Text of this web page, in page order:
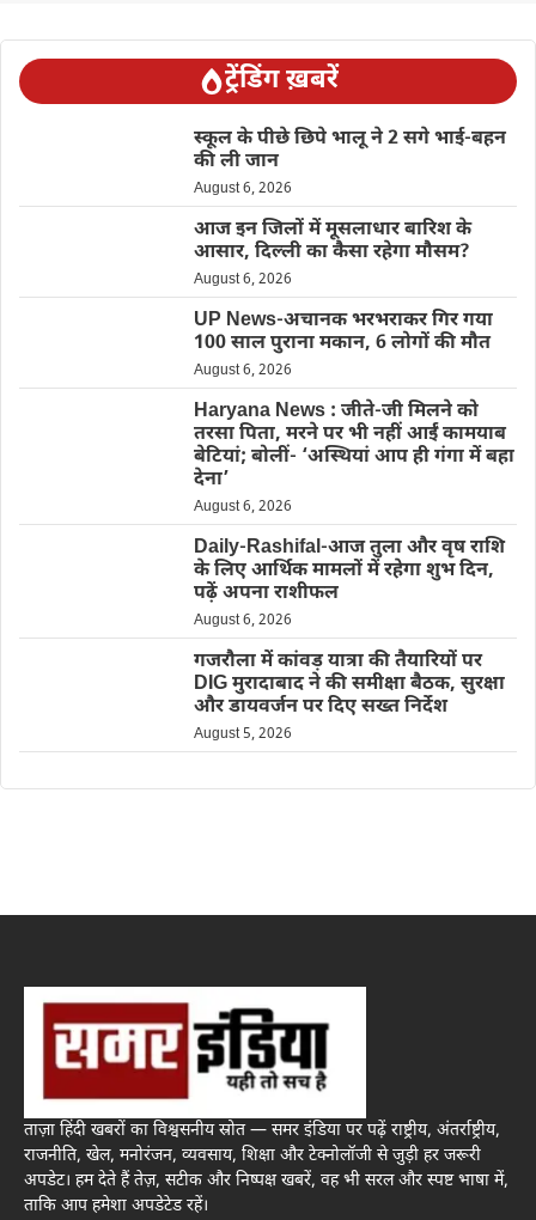
ट्रेंडिंग ख़बरें
स्कूल के पीछे छिपे भालू ने 2 सगे भाई-बहन
की ली जान
August 6, 2026
आज इन जिलों में मूसलाधार बारिश के
आसार, दिल्ली का कैसा रहेगा मौसम?
August 6, 2026
UP News-अचानक भरभराकर गिर गया
100 साल पुराना मकान, 6 लोगों की मौत
August 6, 2026
Haryana News : जीते-जी मिलने को
तरसा पिता, मरने पर भी नहीं आईं कामयाब
बेटियां; बोलीं- ‘अस्थियां आप ही गंगा में बहा
देना’
August 6, 2026
Daily-Rashifal-आज तुला और वृष राशि
के लिए आर्थिक मामलों में रहेगा शुभ दिन,
पढ़ें अपना राशीफल
August 6, 2026
गजरौला में कांवड़ यात्रा की तैयारियों पर
DIG मुरादाबाद ने की समीक्षा बैठक, सुरक्षा
और डायवर्जन पर दिए सख्त निर्देश
August 5, 2026
ताज़ा हिंदी खबरों का विश्वसनीय स्रोत — समर इंडिया पर पढ़ें राष्ट्रीय, अंतर्राष्ट्रीय,
राजनीति, खेल, मनोरंजन, व्यवसाय, शिक्षा और टेक्नोलॉजी से जुड़ी हर जरूरी
अपडेट। हम देते हैं तेज़, सटीक और निष्पक्ष खबरें, वह भी सरल और स्पष्ट भाषा में,
ताकि आप हमेशा अपडेटेड रहें।